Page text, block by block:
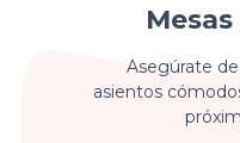
Asegúrate
asientos